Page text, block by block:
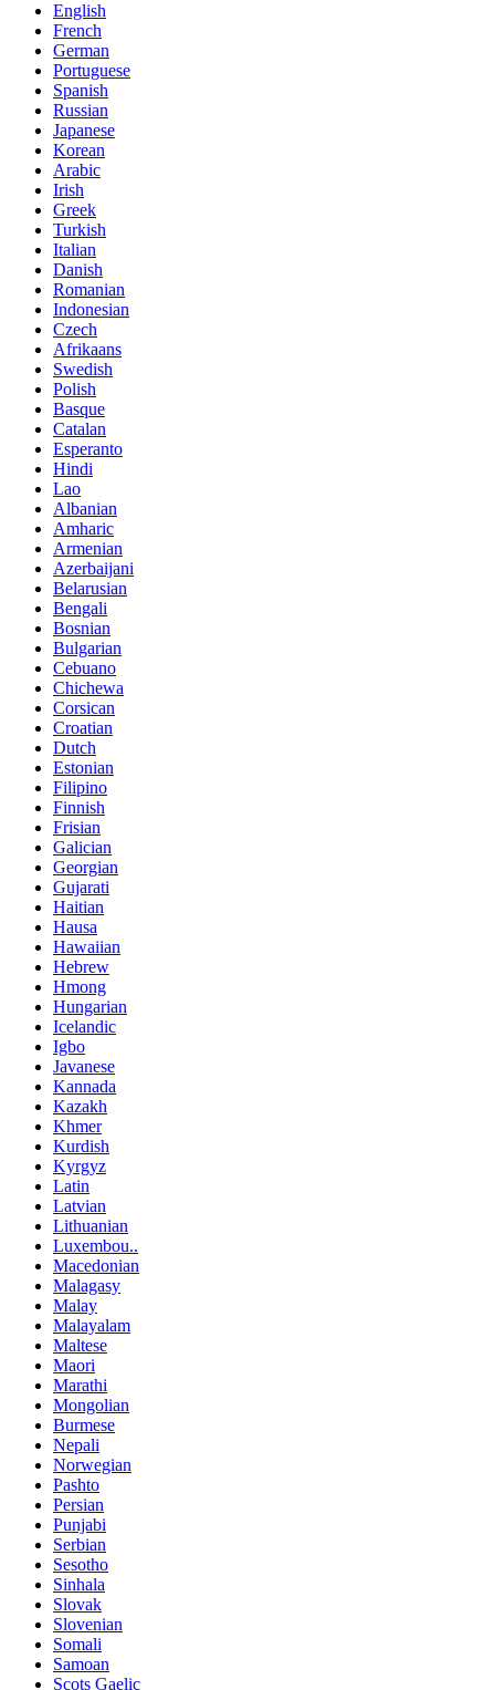
English
French
German
Portuguese
Spanish
Russian
Japanese
Korean
Arabic
Irish
Greek
Turkish
Italian
Danish
Romanian
Indonesian
Czech
Afrikaans
Swedish
Polish
Basque
Catalan
Esperanto
Hindi
Lao
Albanian
Amharic
Armenian
Azerbaijani
Belarusian
Bengali
Bosnian
Bulgarian
Cebuano
Chichewa
Corsican
Croatian
Dutch
Estonian
Filipino
Finnish
Frisian
Galician
Georgian
Gujarati
Haitian
Hausa
Hawaiian
Hebrew
Hmong
Hungarian
Icelandic
Igbo
Javanese
Kannada
Kazakh
Khmer
Kurdish
Kyrgyz
Latin
Latvian
Lithuanian
Luxembou..
Macedonian
Malagasy
Malay
Malayalam
Maltese
Maori
Marathi
Mongolian
Burmese
Nepali
Norwegian
Pashto
Persian
Punjabi
Serbian
Sesotho
Sinhala
Slovak
Slovenian
Somali
Samoan
Scots Gaelic